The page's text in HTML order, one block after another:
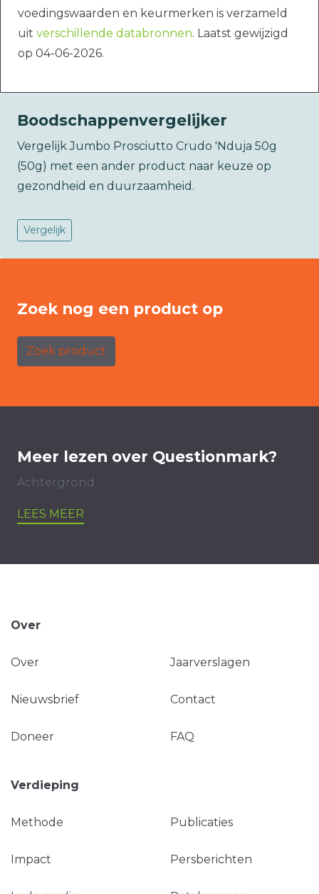
voedingswaarden en keurmerken is verzameld
uit verschillende databronnen. Laatst gewijzigd
op 04-06-2026.
Boodschappenvergelijker
Vergelijk Jumbo Prosciutto Crudo 'Nduja 50g
(50g) met een ander product naar keuze op
gezondheid en duurzaamheid.
Vergelijk
Zoek nog een product op
Zoek product
Meer lezen over Questionmark?
Achtergrond
LEES MEER
Over
Over Jaarverslagen
Nieuwsbrief Contact
Doneer FAQ
Verdieping
Methode Publicaties
Impact Persberichten